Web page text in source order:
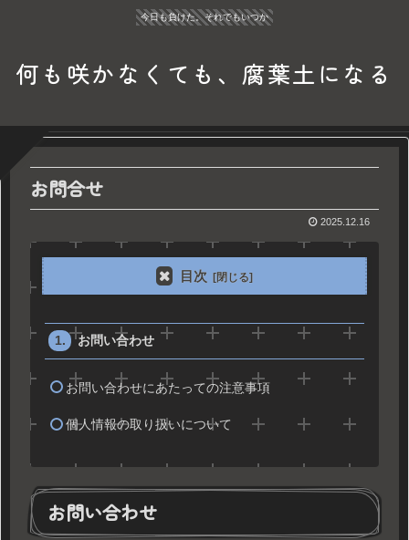
今日も負けた。それでもいつか
何も咲かなくても、腐葉土になる
お問合せ
2025.12.16
目次
お問い合わせ
お問い合わせにあたっての注意事項
個人情報の取り扱いについて
お問い合わせ